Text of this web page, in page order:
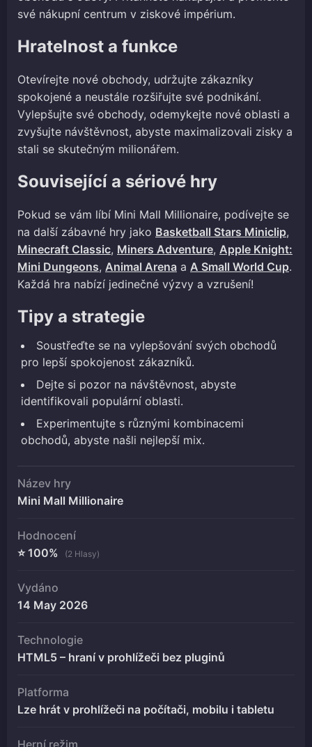
své nákupní centrum v ziskové impérium.
Hratelnost a funkce
Otevírejte nové obchody, udržujte zákazníky
spokojené a neustále rozšiřujte své podnikání.
Vylepšujte své obchody, odemykejte nové oblasti a
zvyšujte návštěvnost, abyste maximalizovali zisky a
stali se skutečným milionářem.
Související a sériové hry
Pokud se vám líbí Mini Mall Millionaire, podívejte se
na další zábavné hry jako Basketball Stars Miniclip,
Minecraft Classic, Miners Adventure, Apple Knight:
Mini Dungeons, Animal Arena a A Small World Cup.
Každá hra nabízí jedinečné výzvy a vzrušení!
Tipy a strategie
Soustřeďte se na vylepšování svých obchodů
pro lepší spokojenost zákazníků.
Dejte si pozor na návštěvnost, abyste
identifikovali populární oblasti.
Experimentujte s různými kombinacemi
obchodů, abyste našli nejlepší mix.
Název hry
Mini Mall Millionaire
Hodnocení
⭐ 100%
(2 Hlasy)
Vydáno
14 May 2026
Technologie
HTML5 – hraní v prohlížeči bez pluginů
Platforma
Lze hrát v prohlížeči na počítači, mobilu i tabletu
Herní režim